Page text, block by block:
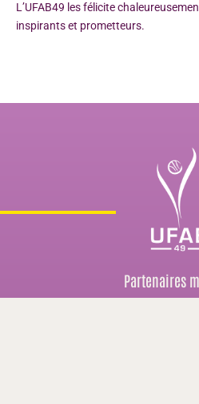
L’UFAB49 les félicite
inspirants et prometteurs.
Partenaires